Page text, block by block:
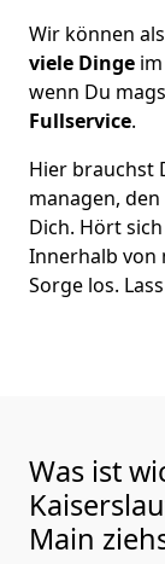
Wir können
viele Dinge
wenn Du
Fullservice.
Hier brauchst
managen,
Dich. Hört
Innerhalb von
Sorge los.
Was ist
Main